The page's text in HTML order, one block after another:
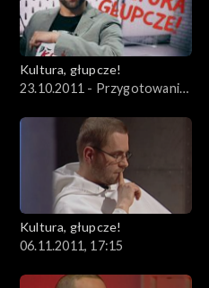
Kultura, głupcze!
23.10.2011 - Przygotowania
Wałęsie
Kultura, głupcze!
06.11.2011, 17:15